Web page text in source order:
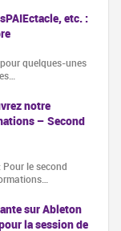
etc. :
quelques-unes
notre
– Second
le second
sur Ableton
la session de